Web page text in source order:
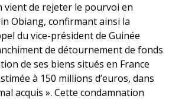
vient de rejeter le pourvoi en
Obiang, confirmant ainsi la
du vice-président de Guinée
de détournement de fonds
de ses biens situés en France
à 150 millions d’euros, dans
acquis ». Cette condamnation